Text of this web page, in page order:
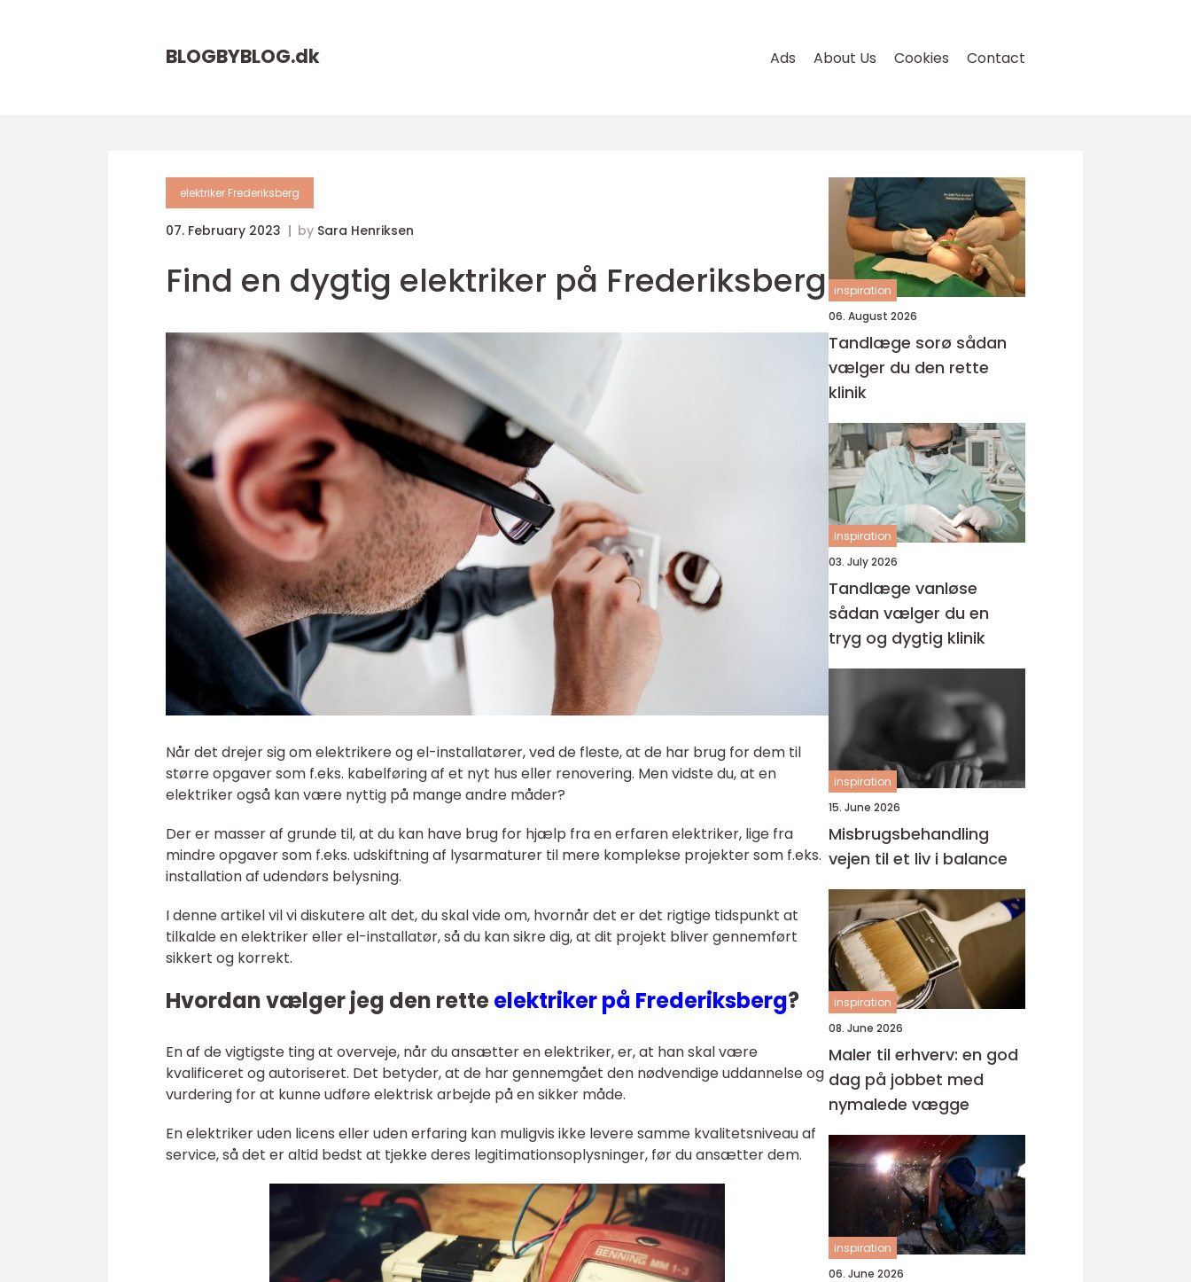
BLOGBYBLOG.dk Ads About Us Cookies Contact
elektriker Frederiksberg
07. February 2023 by Sara Henriksen
Find en dygtig elektriker på Frederiksberg
Når det drejer sig om elektrikere og el-installatører, ved de fleste, at de har brug for dem til
større opgaver som f.eks. kabelføring af et nyt hus eller renovering. Men vidste du, at en
elektriker også kan være nyttig på mange andre måder?
Der er masser af grunde til, at du kan have brug for hjælp fra en erfaren elektriker, lige fra
mindre opgaver som f.eks. udskiftning af lysarmaturer til mere komplekse projekter som f.eks.
installation af udendørs belysning.
I denne artikel vil vi diskutere alt det, du skal vide om, hvornår det er det rigtige tidspunkt at
tilkalde en elektriker eller el-installatør, så du kan sikre dig, at dit projekt bliver gennemført
sikkert og korrekt.
Hvordan vælger jeg den retteelektriker på Frederiksberg?
En af de vigtigste ting at overveje, når du ansætter en elektriker, er, at han skal være
kvalificeret og autoriseret. Det betyder, at de har gennemgået den nødvendige uddannelse og
vurdering for at kunne udføre elektrisk arbejde på en sikker måde.
En elektriker uden licens eller uden erfaring kan muligvis ikke levere samme kvalitetsniveau af
service, så det er altid bedst at tjekke deres legitimationsoplysninger, før du ansætter dem.
inspiration
06. August 2026
Tandlæge sorø sådan
vælger du den rette
klinik
inspiration
03. July 2026
Tandlæge vanløse
sådan vælger du en
tryg og dygtig klinik
inspiration
15. June 2026
Misbrugsbehandling
vejen til et liv i balance
inspiration
08. June 2026
Maler til erhverv: en god
dag på jobbet med
nymalede vægge
inspiration
06. June 2026